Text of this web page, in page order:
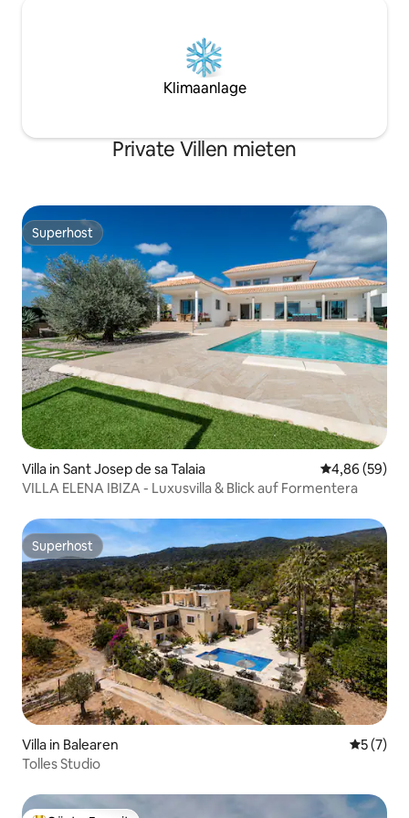
Klimaanlage
Private Villen mieten
Superhost
Superhost
Villa in Sant Josep de sa Talaia
4,86 (59)
VILLA ELENA IBIZA - Luxusvilla & Blick auf Formentera
Superhost
Superhost
Villa in Balearen
5 (7)
Tolles Studio